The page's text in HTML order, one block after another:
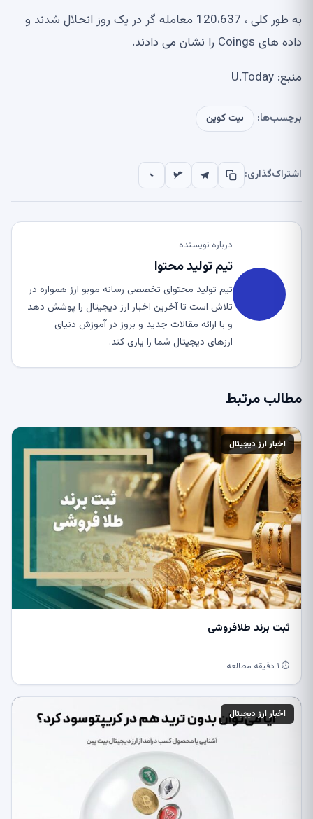
به طور کلی ، 120،637 معامله گر در یک روز انحلال شدند و
داده های Coings را نشان می دادند.
منبع: U.Today
برچسب‌ها: بیت کوین
اشتراک‌گذاری:
درباره نویسنده
تیم تولید محتوا
تیم تولید محتوای تخصصی رسانه موبو ارز همواره در
تلاش است تا آخرین اخبار ارز دیجیتال را پوشش دهد
و با ارائه مقالات جدید و بروز در آموزش دنیای
ارزهای دیجیتال شما را یاری کند.
مطالب مرتبط
اخبار ارز دیجیتال
ثبت برند طلافروشی
⏱ ۱ دقیقه مطالعه
اخبار ارز دیجیتال